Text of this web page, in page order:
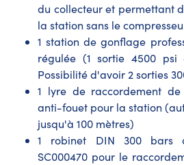
du collecteur et permettant
la station sans le
1 station de gonflage
régulée (1 sortie 4500
Possibilité d'avoir 2 sorties
1 lyre de raccordement
anti-fouet pour la station
jusqu'à 100 mètres)
1 robinet DIN 300 bars
SC000470 pour le